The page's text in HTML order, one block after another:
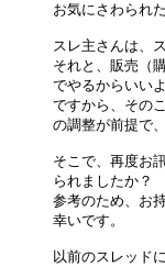
お気にさわられ
スレ主さんは、
それと、販売（
でやるからいい
ですから、その
の調整が前提で
そこで、再度お
られましたか？
参考のため、お
幸いです。
以前のスレッド